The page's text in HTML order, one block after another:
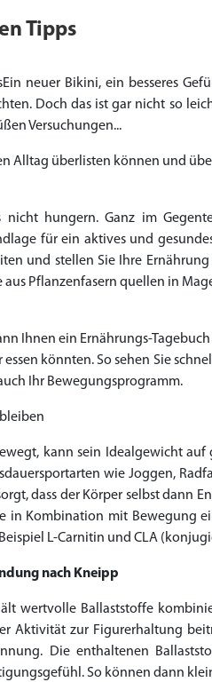
Tipps
Ein neuer Bikini, ein besseres
Doch das ist gar nicht so
Versuchungen...
Alltag überlisten können und
nicht hungern. Ganz im
für ein aktives und
und stellen Sie Ihre
Pflanzenfasern quellen in
Ihnen ein Ernährungs-
essen könnten. So sehen Sie
Ihr Bewegungsprogramm.
kann sein Idealgewicht
wie Joggen,
dass der Körper selbst dann
in Kombination mit Bewegung
L-Carnitin und CLA
nach Kneipp
wertvolle Ballaststoffe
Aktivität zur Figurerhaltung
Die enthaltenen
So können dann